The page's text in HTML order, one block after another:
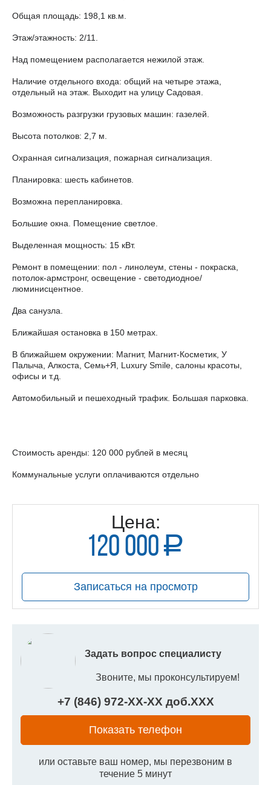
Общая площадь: 198,1 кв.м.
Этаж/этажность: 2/11.
Над помещением располагается нежилой этаж.
Наличие отдельного входа: общий на четыре этажа,
отдельный на этаж. Выходит на улицу Садовая.
Возможность разгрузки грузовых машин: газелей.
Высота потолков: 2,7 м.
Охранная сигнализация, пожарная сигнализация.
Планировка: шесть кабинетов.
Возможна перепланировка.
Большие окна. Помещение светлое.
Выделенная мощность: 15 кВт.
Ремонт в помещении: пол - линолеум, стены - покраска,
потолок-армстронг, освещение - светодиодное/
люминисцентное.
Два санузла.
Ближайшая остановка в 150 метрах.
В ближайшем окружении: Магнит, Магнит-Косметик, У
Палыча, Алкоста, Семь+Я, Luxury Smile, салоны красоты,
офисы и т.д.
Автомобильный и пешеходный трафик. Большая парковка.
Стоимость аренды: 120 000 рублей в месяц
Коммунальные услуги оплачиваются отдельно
Цена:
120 000 a
руб.
Записаться на просмотр
Задать вопрос специалисту
Звоните, мы проконсультируем!
+7 (846) 972-XX-XXдоб.XXX
Показать телефон
или оставьте ваш номер, мы перезвоним в
течение 5 минут